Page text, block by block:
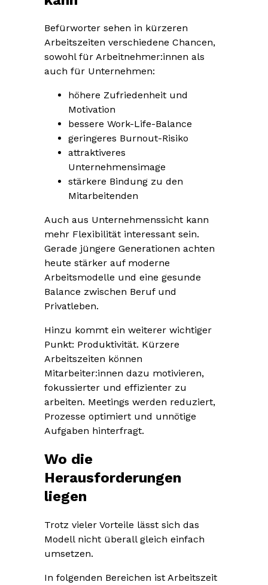
Befürworter sehen in kürzeren
Arbeitszeiten verschiedene Chancen,
sowohl für Arbeitnehmer:innen als
auch für Unternehmen:
höhere Zufriedenheit und
Motivation
bessere Work-Life-Balance
geringeres Burnout-Risiko
attraktiveres
Unternehmensimage
stärkere Bindung zu den
Mitarbeitenden
Auch aus Unternehmenssicht kann
mehr Flexibilität interessant sein.
Gerade jüngere Generationen achten
heute stärker auf moderne
Arbeitsmodelle und eine gesunde
Balance zwischen Beruf und
Privatleben.
Hinzu kommt ein weiterer wichtiger
Punkt: Produktivität. Kürzere
Arbeitszeiten können
Mitarbeiter:innen dazu motivieren,
fokussierter und effizienter zu
arbeiten. Meetings werden reduziert,
Prozesse optimiert und unnötige
Aufgaben hinterfragt.
Wo die
Herausforderungen
liegen
Trotz vieler Vorteile lässt sich das
Modell nicht überall gleich einfach
umsetzen.
In folgenden Bereichen ist Arbeitszeit